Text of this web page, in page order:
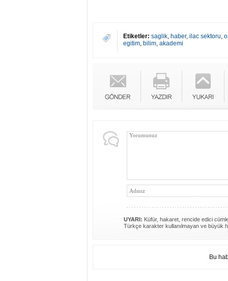
Etiketler: saglik, haber, ilac sektoru,
egitim, bilim, akademi
UYARI: Küfür, hakaret, rencide edici
Türkçe karakter kullanılmayan ve büyük
Bu